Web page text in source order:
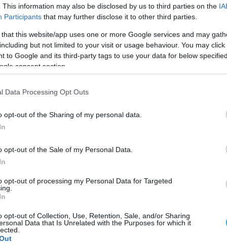
This information may also be disclosed by us to third parties on the
Participants that may further disclose it to other third parties.
that this website/app uses one or more Google services and may
but not limited to your visit or usage behaviour. You may
to Google and its third-party tags to use your data for below
consent section.
Data Processing Opt Outs
opt-out of the Sharing of my personal data.
opt-out of the Sale of my Personal Data.
opt-out of processing my Personal Data for Targeted
opt-out of Collection, Use, Retention, Sale, and/or Sharing
Data that Is Unrelated with the Purposes for which it
δεν γνωρίζουν την σύνδεση της ιταλικής
ΗΠΑ θα πούμε τα εξής:
των ΗΠΑ ανέθεσε στη Marinette
της Fincantieri στις ΗΠΑ, τον
κατασκευή μιας φρεγάτας
(X) του Αμερικανικού Πολεμικού
κοστολογείται σε σχεδόν $800
μελλοντική αμερικανική φρεγάτα τύπου
την κατασκευή εννέα επιπλέον πλοίων,
μετά την παράδοση και την
με τη συνολική αξία να
δισ.